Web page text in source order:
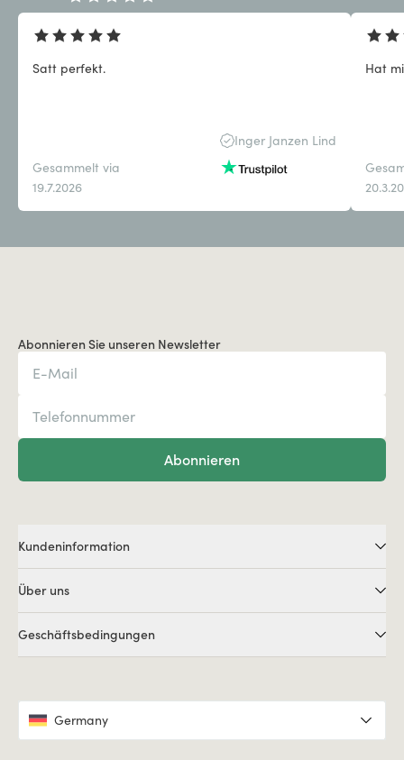
Satt perfekt.
Inger Janzen Lind
Gesammelt via
19.7.2026
Hat
Abonnieren Sie unseren Newsletter
Abonnieren
Kundeninformation
Über uns
Geschäftsbedingungen
Germany